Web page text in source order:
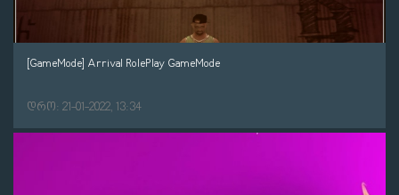
[GameMode] Arrival RolePlay GameMode
დრო: 21-01-2022, 13:34